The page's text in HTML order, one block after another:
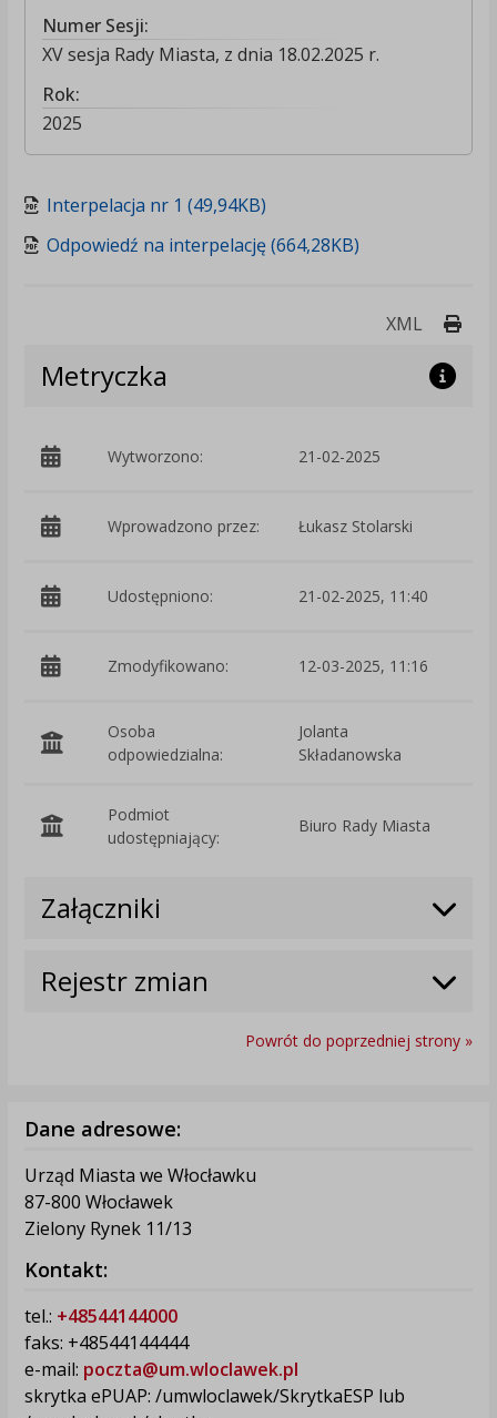
Numer Sesji:
XV sesja Rady Miasta, z dnia 18.02.2025 r.
Rok:
2025
Interpelacja nr 1 (49,94KB)
Odpowiedź na interpelację (664,28KB)
XML
Metryczka
Wytworzono: 21-02-2025
Wprowadzono przez: Łukasz Stolarski
Udostępniono: 21-02-2025, 11:40
Zmodyfikowano: 12-03-2025, 11:16
Osoba
odpowiedzialna:
Jolanta
Składanowska
Podmiot
udostępniający:
Biuro Rady Miasta
Załączniki
Rejestr zmian
Powrót do poprzedniej strony »
Dane adresowe:
Urząd Miasta we Włocławku
87-800 Włocławek
Zielony Rynek 11/13
Kontakt:
tel.: +48544144000
faks: +48544144444
e-mail: poczta@um.wloclawek.pl
skrytka ePUAP: /umwloclawek/SkrytkaESP lub